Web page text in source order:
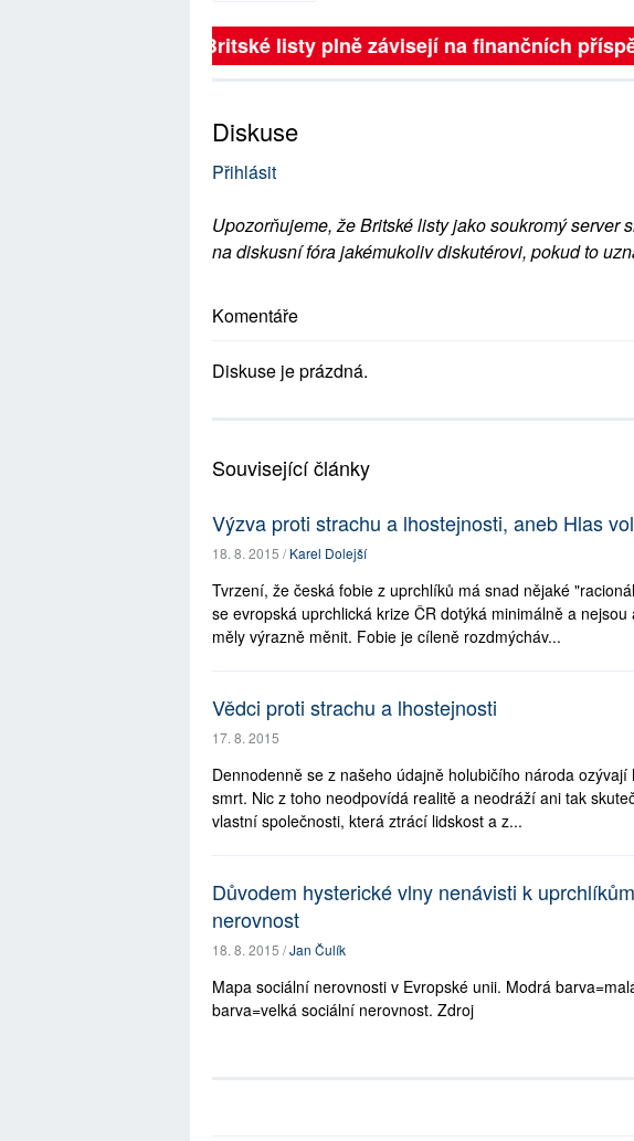
Britské listy plně závisejí na finančních
Diskuse
Přihlásit
Upozorňujeme, že Britské listy jako soukromý server
na diskusní fóra jakémukoliv diskutérovi, pokud to
Komentáře
Diskuse je prázdná.
Související články
Výzva proti strachu a lhostejnosti, aneb Hlas
18. 8. 2015 /Karel Dolejší
Tvrzení, že česká fobie z uprchlíků má snad nějaké
se evropská uprchlická krize ČR dotýká minimálně a
měly výrazně měnit. Fobie je cíleně rozdmýcháv...
Vědci proti strachu a lhostejnosti
17. 8. 2015
Dennodenně se z našeho údajně holubičího národa
smrt. Nic z toho neodpovídá realitě a neodráží ani tak
vlastní společnosti, která ztrácí lidskost a z...
Důvodem hysterické vlny nenávisti k
nerovnost
18. 8. 2015 /Jan Čulík
Mapa sociální nerovnosti v Evropské unii. Modrá
barva=velká sociální nerovnost. Zdroj